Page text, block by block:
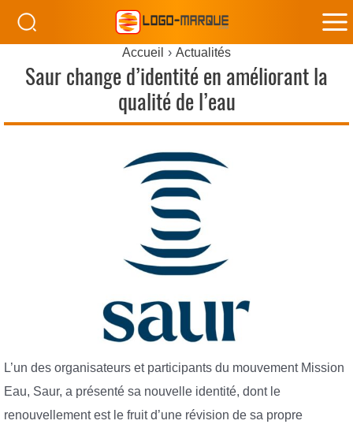
Accueil Actualités
Saur change d’identité en améliorant la
qualité de l’eau
L’un des organisateurs et participants du mouvement Mission
Eau, Saur, a présenté sa nouvelle identité, dont le
renouvellement est le fruit d’une révision de sa propre